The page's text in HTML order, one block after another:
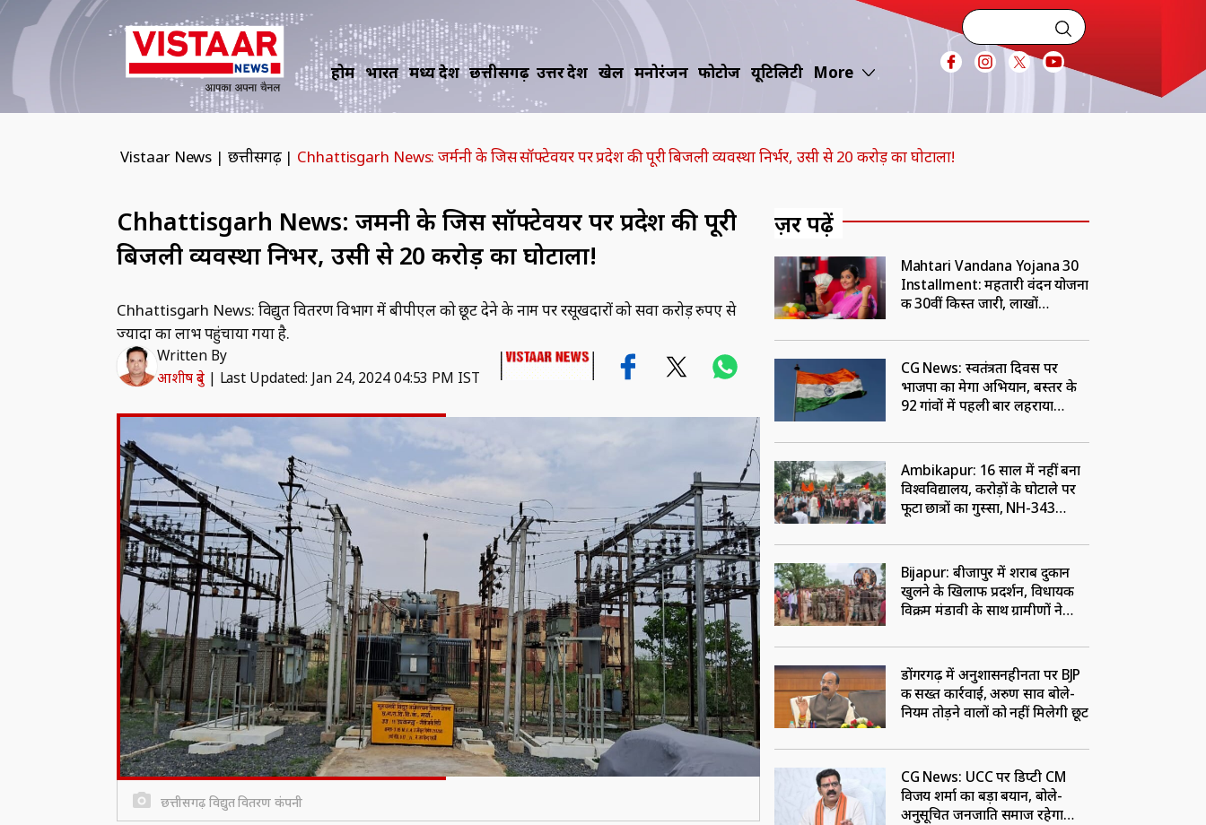
होम भारत मध्य प्रदेश छत्तीसगढ़ उत्तर प्रदेश खेल मनोरंजन फोटोज यूटिलिटी More
Vistaar News | छत्तीसगढ़ | Chhattisgarh News: जर्मनी के जिस सॉफ्टेवयर पर प्रदेश की पूरी बिजली व्यवस्था निर्भर, उसी से 20 करोड़ का घोटाला!
Chhattisgarh News: जर्मनी के जिस सॉफ्टेवयर पर प्रदेश की पूरी
बिजली व्यवस्था निर्भर, उसी से 20 करोड़ का घोटाला!
Chhattisgarh News: विद्युत वितरण विभाग में बीपीएल को छूट देने के नाम पर रसूखदारों को सवा करोड़ रुपए से
ज्यादा का लाभ पहुंचाया गया है.
Written By
आशीष दुबे| Last Updated: Jan 24, 2024 04:53 PM IST
छत्तीसगढ़ विद्युत वितरण कंपनी
ज़रूर पढ़ें
Mahtari Vandana Yojana 30
Installment: महतारी वंदन योजना
की 30वीं किस्त जारी, लाखों
रुपए
CG News: स्वतंत्रता दिवस पर
भाजपा का मेगा अभियान, बस्तर के
92 गांवों में पहली बार लहराया
Ambikapur: 16 साल में नहीं बना
विश्वविद्यालय, करोड़ों के घोटाले पर
फूटा छात्रों का गुस्सा, NH-343
Bijapur: बीजापुर में शराब दुकान
खुलने के खिलाफ प्रदर्शन, विधायक
विक्रम मंडावी के साथ ग्रामीणों ने
डोंगरगढ़ में अनुशासनहीनता पर BJP
की सख्त कार्रवाई, अरुण साव बोले-
नियम तोड़ने वालों को नहीं मिलेगी छूट
CG News: UCC पर डिप्टी CM
विजय शर्मा का बड़ा बयान, बोले-
अनुसूचित जनजाति समाज रहेगा